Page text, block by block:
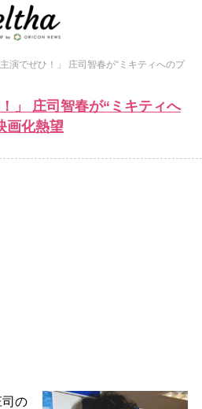
演でぜひ！」 庄司智春が“ミキティへのプ
」 庄司智春が“ミキティへ
画化熱望
の